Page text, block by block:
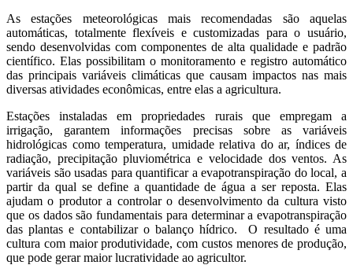
As estações meteorológicas mais recomendadas são aquelas
automáticas, totalmente flexíveis e customizadas para o usuário,
sendo desenvolvidas com componentes de alta qualidade e padrão
científico. Elas possibilitam o monitoramento e registro automático
das principais variáveis climáticas que causam impactos nas mais
diversas atividades econômicas, entre elas a agricultura.
Estações instaladas em propriedades rurais que empregam a
irrigação, garantem informações precisas sobre as variáveis
hidrológicas como temperatura, umidade relativa do ar, índices de
radiação, precipitação pluviométrica e velocidade dos ventos. As
variáveis são usadas para quantificar a evapotranspiração do local, a
partir da qual se define a quantidade de água a ser reposta. Elas
ajudam o produtor a controlar o desenvolvimento da cultura visto
que os dados são fundamentais para determinar a evapotranspiração
das plantas e contabilizar o balanço hídrico. O resultado é uma
cultura com maior produtividade, com custos menores de produção,
que pode gerar maior lucratividade ao agricultor.